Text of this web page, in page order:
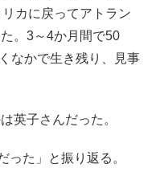
カに戻ってアトラン
。3～4か月間で50
なかで生き残り、見事
英子さんだった。
た」と振り返る。